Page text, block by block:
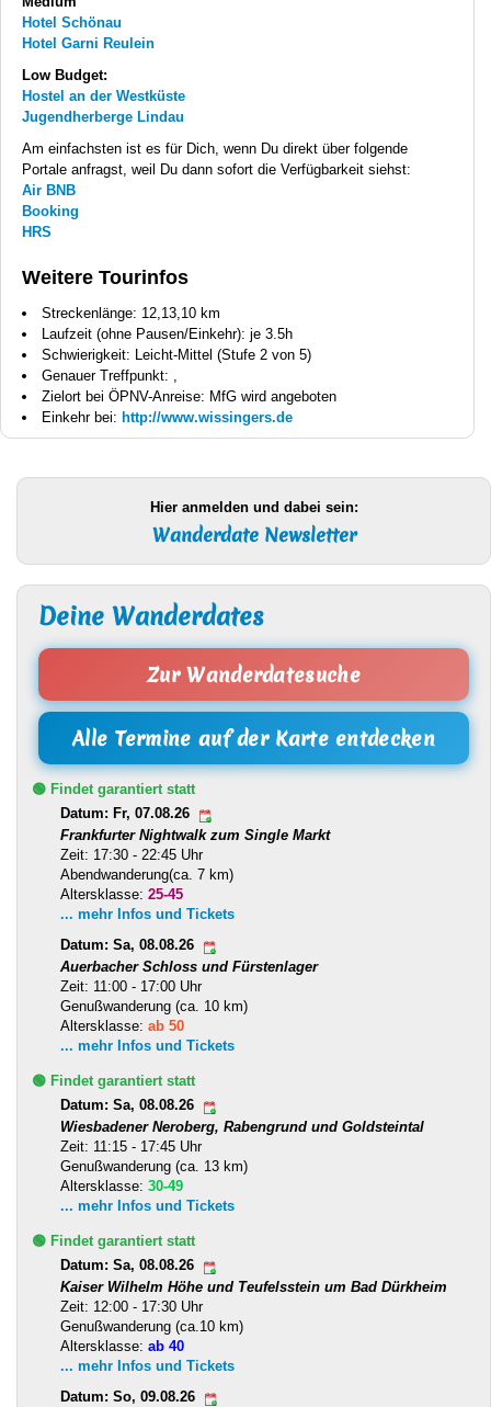
Hotel Schönau
Hotel Garni Reulein
Low Budget:
Hostel an der Westküste
Jugendherberge Lindau
Am einfachsten ist es für Dich, wenn Du direkt über folgende
Portale anfragst, weil Du dann sofort die Verfügbarkeit siehst:
Air BNB
Booking
HRS
Weitere Tourinfos
Streckenlänge: 12,13,10 km
Laufzeit (ohne Pausen/Einkehr): je 3.5h
Schwierigkeit: Leicht-Mittel (Stufe 2 von 5)
Genauer Treffpunkt: ,
Zielort bei ÖPNV-Anreise: MfG wird angeboten
Einkehr bei: http://www.wissingers.de
Hier anmelden und dabei sein:
Wanderdate Newsletter
Deine Wanderdates
Zur Wanderdatesuche
Alle Termine auf der Karte entdecken
🟢 Findet garantiert statt
Datum: Fr, 07.08.26
Frankfurter Nightwalk zum Single Markt
Zeit: 17:30 - 22:45 Uhr
Abendwanderung(ca. 7 km)
Altersklasse: 25-45
... mehr Infos und Tickets
Datum: Sa, 08.08.26
Auerbacher Schloss und Fürstenlager
Zeit: 11:00 - 17:00 Uhr
Genußwanderung (ca. 10 km)
Altersklasse: ab 50
... mehr Infos und Tickets
🟢 Findet garantiert statt
Datum: Sa, 08.08.26
Wiesbadener Neroberg, Rabengrund und Goldsteintal
Zeit: 11:15 - 17:45 Uhr
Genußwanderung (ca. 13 km)
Altersklasse: 30-49
... mehr Infos und Tickets
🟢 Findet garantiert statt
Datum: Sa, 08.08.26
Kaiser Wilhelm Höhe und Teufelsstein um Bad Dürkheim
Zeit: 12:00 - 17:30 Uhr
Genußwanderung (ca.10 km)
Altersklasse: ab 40
... mehr Infos und Tickets
Datum: So, 09.08.26